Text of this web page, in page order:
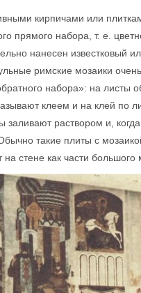
кирпичами или
прямого набора, т. е.
нанесен известковый
римские мозаики
набора»: на листы
клеем и на клей по
заливают раствором и,
такие плиты с
на стене как части большого